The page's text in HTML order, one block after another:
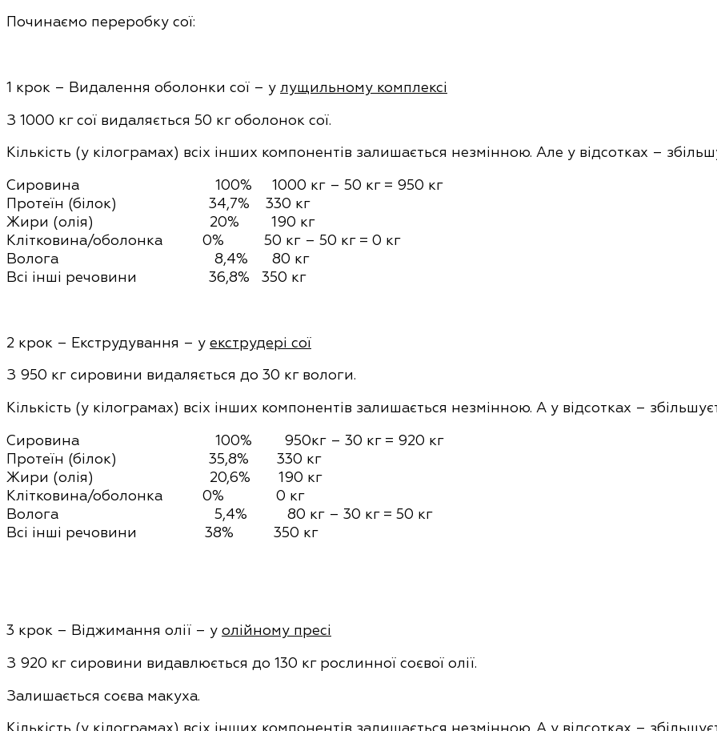
Починаємо переробку сої:
1 крок – Видалення оболонки сої – у лущильному комплексі
З 1000 кг сої видаляється 50 кг оболонок сої.
Кількість (у кілограмах) всіх інших компонентів залишається незмінною. Але у відсотках –
Сировина 100% 1000 кг – 50 кг = 950 кг
Протеїн (білок) 34,7% 330 кг
Жири (олія) 20% 190 кг
Клітковина/оболонка 0% 50 кг – 50 кг = 0 кг
Волога 8,4% 80 кг
Всі інші речовини 36,8% 350 кг
2 крок – Екструдування – у екструдері сої
З 950 кг сировини видаляється до 30 кг вологи.
Кількість (у кілограмах) всіх інших компонентів залишається незмінною. А у відсотках –
Сировина 100% 950кг – 30 кг = 920 кг
Протеїн (білок) 35,8% 330 кг
Жири (олія) 20,6% 190 кг
Клітковина/оболонка 0% 0 кг
Волога 5,4% 80 кг – 30 кг = 50 кг
Всі інші речовини 38% 350 кг
3 крок – Віджимання олії – у олійному пресі
З 920 кг сировини видавлюється до 130 кг рослинної соєвої олії.
Залишається соєва макуха.